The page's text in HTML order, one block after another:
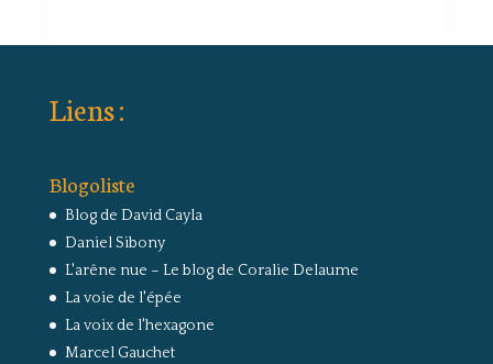
Liens :
Blogoliste
Blog de David Cayla
Daniel Sibony
L'arêne nue – Le blog de Coralie Delaume
La voie de l'épée
La voix de l'hexagone
Marcel Gauchet